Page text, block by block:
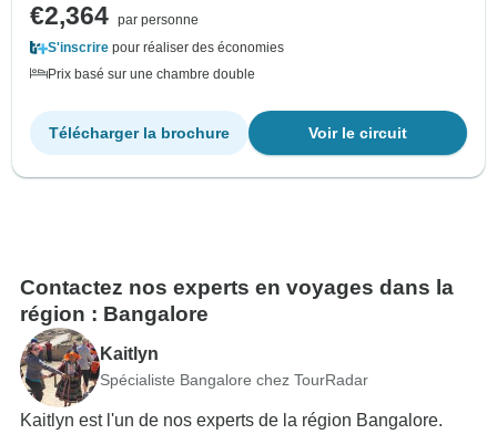
€2,364 par personne
S'inscrire pour réaliser des économies
Prix basé sur une chambre double
Voir le circuit
Télécharger la brochure
Contactez nos experts en voyages dans la
région : Bangalore
Kaitlyn
Spécialiste Bangalore chez TourRadar
Kaitlyn est l'un de nos experts de la région Bangalore.